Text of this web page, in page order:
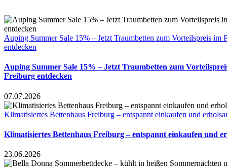
Auping Summer Sale 15% – Jetzt Traumbetten zum Vorteilspreis im
entdecken
Auping Summer Sale 15% – Jetzt Traumbetten zum
Freiburg entdecken
07.07.2026
Klimatisiertes Bettenhaus Freiburg – entspannt einkaufen und
Klimatisiertes Bettenhaus Freiburg – entspannt einkaufen und
23.06.2026